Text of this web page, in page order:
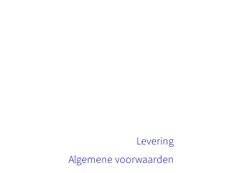
Levering
Algemene voorwaarden